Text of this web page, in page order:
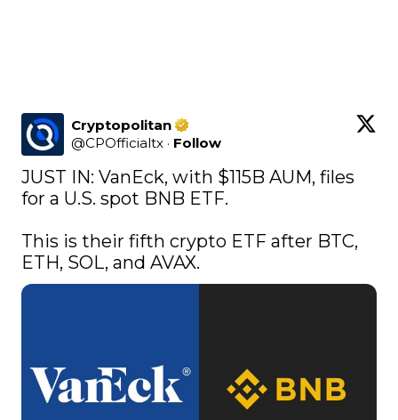
Cryptopolitan
@CPOfficialtx · Follow
JUST IN: VanEck, with $115B AUM, files
for a U.S. spot BNB ETF.
This is their fifth crypto ETF after BTC,
ETH, SOL, and AVAX.